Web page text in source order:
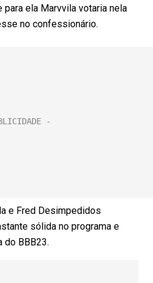
ela Marvvila votaria nela
no confessionário.
e Fred Desimpedidos
sólida no programa e
BBB23.